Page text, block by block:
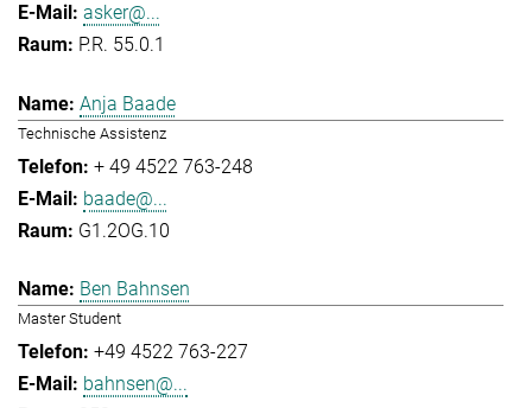
asker@...
P.R. 55.0.1
Anja Baade
Technische Assistenz
+ 49 4522 763-248
baade@...
G1.2OG.10
Ben Bahnsen
Master Student
+49 4522 763-227
bahnsen@...